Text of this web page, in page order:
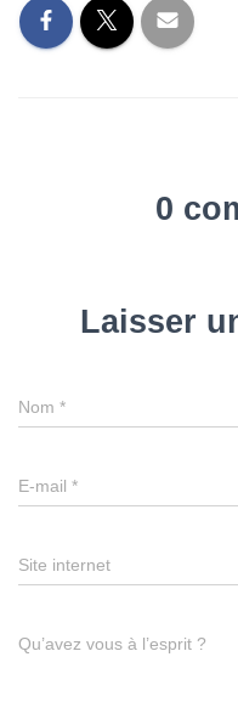
0
Laisser
Nom *
E-mail *
Site internet
Qu’avez vous à l’esprit ?